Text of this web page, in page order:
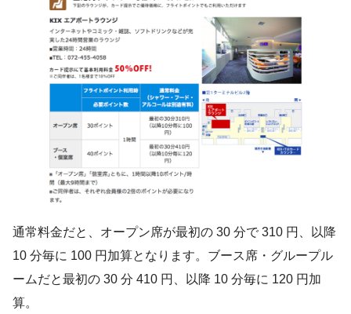
通常料金だと、オープン席が最初の 30 分で 310 円、以降
10 分毎に 100 円加算となります。ブース席・グループル
ームだと最初の 30 分 410 円、以降 10 分毎に 120 円加
算。